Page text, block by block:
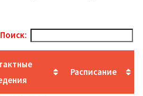
Поиск:
Расписание